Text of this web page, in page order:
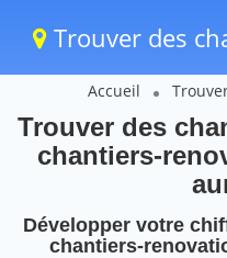
Trouver des
Accueil
Trouver des
chantiers-
Développer votre
chantiers-